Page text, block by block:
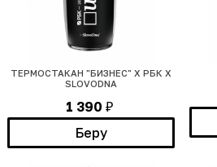
ТЕРМОСТАКАН "БИЗНЕС" Х РБК Х
SLOVODNA
1 390 ₽
Беру